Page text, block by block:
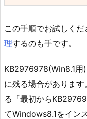
この手順でお試しく
理するのも手です。
KB2976978(Win8.1用
に残る場合がありま
る『最初から
てWindows8.1をイン